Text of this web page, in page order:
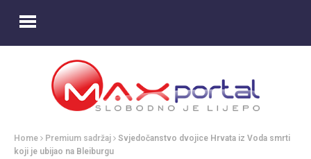
Home Premium sadržaj
Svjedočanstvo dvojice Hrvata iz Voda smrti
koji je ubijao na Bleiburgu